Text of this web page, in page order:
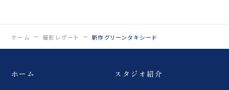
ホーム 撮影レポート 新作グリーンタキシード
ホーム スタジオ紹介